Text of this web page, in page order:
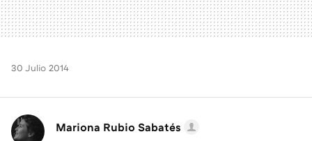
30 Julio 2014
Mariona Rubio Sabatés